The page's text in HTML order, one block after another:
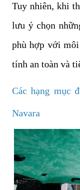
Tuy nhiên, khi
lưu ý chọn
phù hợp với
tính an toàn và
Các hạng mục
Navara